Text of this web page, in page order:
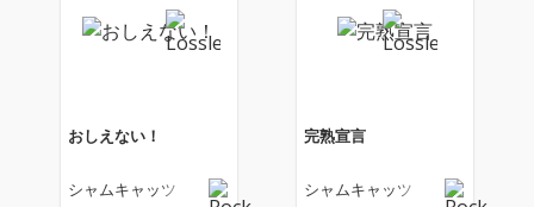
ロックするアンサンブ
ル、さらに存在感を増
ムキャッツの現在の姿
が鮮やかに映し出され
おしえない！
シャムキャッツ
完熟宣言
シャムキャッツ